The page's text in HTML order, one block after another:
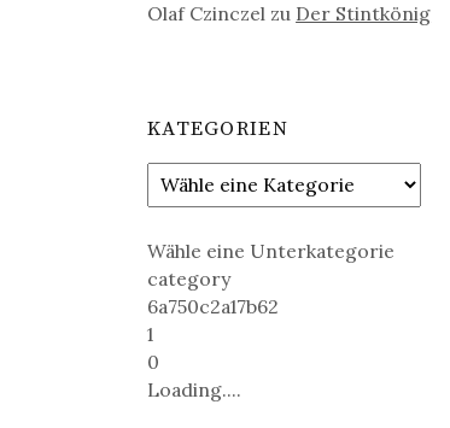
Olaf Czinczel zu Der Stintkönig
KATEGORIEN
Wähle eine Unterkategorie
category
6a750c2a17b62
1
0
Loading....